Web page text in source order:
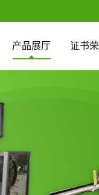
产品展厅 证书